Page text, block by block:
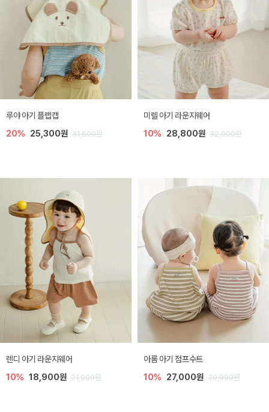
루야 아기 플랩캡
20% 25,300원 31,600원
미렐 아기 라운지웨어
10% 28,800원 32,000원
렌디 아기 라운지웨어
10% 18,900원 21,000원
아롬 아기 점프수트
10% 27,000원 30,000원